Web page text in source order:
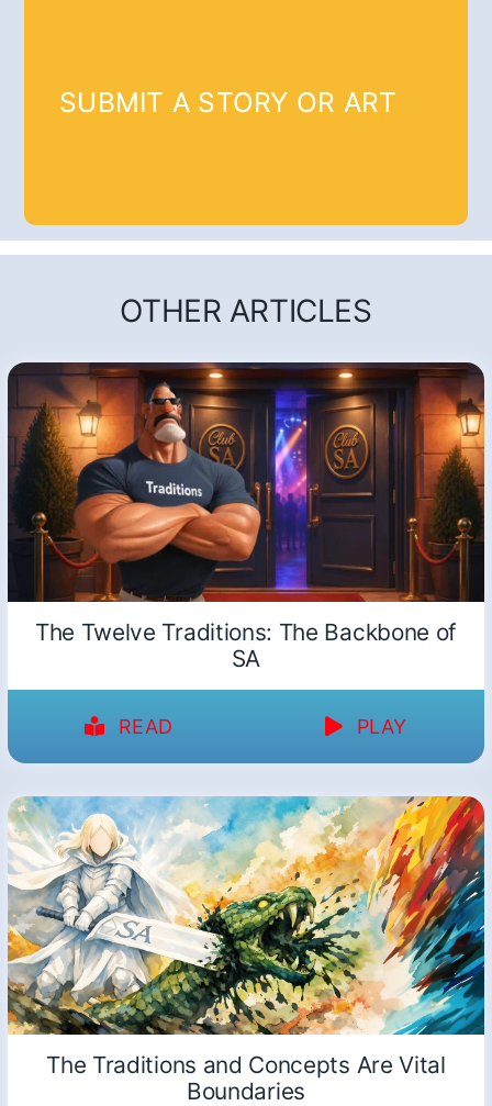
SUBMIT A STORY OR ART
OTHER ARTICLES
The Twelve Traditions: The Backbone of
SA
READ PLAY
The Traditions and Concepts Are Vital
Boundaries